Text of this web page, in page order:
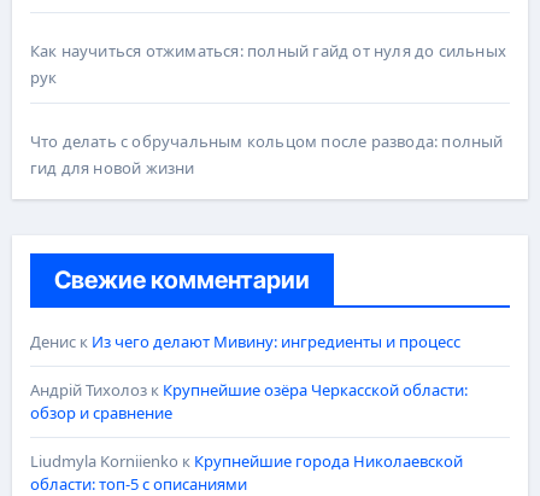
Как научиться отжиматься: полный гайд от нуля до сильных
рук
Что делать с обручальным кольцом после развода: полный
гид для новой жизни
Свежие комментарии
Дениск Из чего делают Мивину: ингредиенты и процесс
Андрій Тихолозк Крупнейшие озёра Черкасской области:
обзор и сравнение
Liudmyla Korniienko к Крупнейшие города Николаевской
области: топ-5 с описаниями